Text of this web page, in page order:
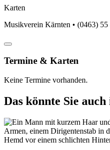
Karten
Musikverein Kärnten • (0463) 55
Termine & Karten
Keine Termine vorhanden.
Das könnte Sie